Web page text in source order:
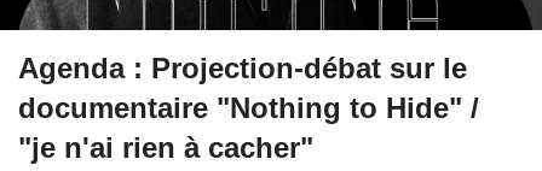
Agenda : Projection-débat sur le
documentaire "Nothing to Hide" /
"je n'ai rien à cacher"